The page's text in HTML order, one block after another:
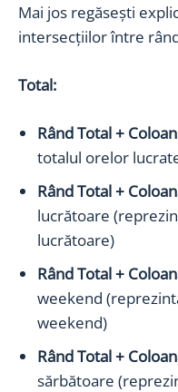
Mai jos regăsești
intersecțiilor între
Total:
Rând Total +
totalul orelor
Rând Total +
lucrătoare
lucrătoare)
Rând Total +
weekend
weekend)
Rând Total +
sărbătoare